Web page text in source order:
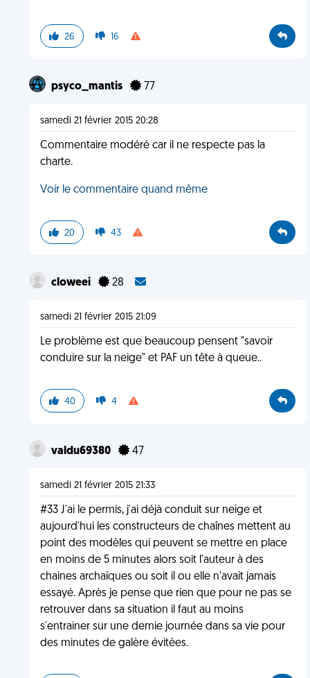
26 16
psyco_mantis 77
samedi 21 février 2015 20:28
Commentaire modéré car il ne respecte pas la
charte.
Voir le commentaire quand même
20 43
cloweei 28
samedi 21 février 2015 21:09
Le problème est que beaucoup pensent "savoir
conduire sur la neige" et PAF un tête à queue..
40 4
valdu69380 47
samedi 21 février 2015 21:33
#33 J'ai le permis, j'ai déjà conduit sur neige et
aujourd'hui les constructeurs de chaînes mettent au
point des modèles qui peuvent se mettre en place
en moins de 5 minutes alors soit l'auteur à des
chaines archaïques ou soit il ou elle n'avait jamais
essayé. Après je pense que rien que pour ne pas se
retrouver dans sa situation il faut au moins
s'entrainer sur une demie journée dans sa vie pour
des minutes de galère évitées.